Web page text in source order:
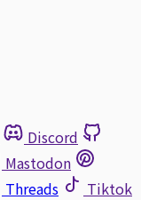
Discord
Mastodon
Threads
Tiktok